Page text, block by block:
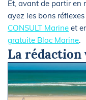
Et, avant de partir en
ayez les bons
CONSULT Marine et
gratuite Bloc Marine
La rédaction